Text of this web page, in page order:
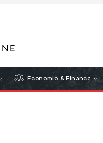
Economie & Finance